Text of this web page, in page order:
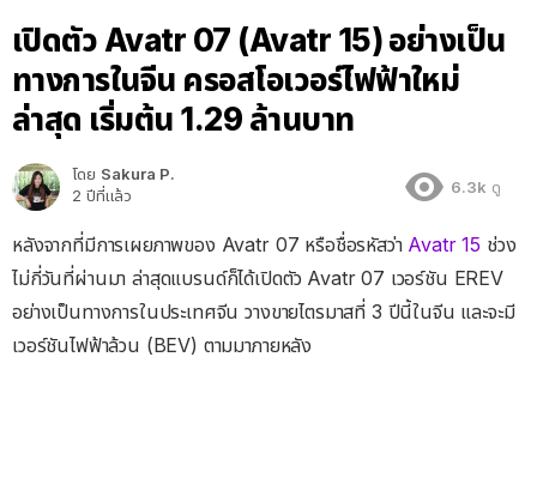
เปิดตัว Avatr 07 (Avatr 15) อย่างเป็น
ทางการในจีน ครอสโอเวอร์ไฟฟ้าใหม่
ล่าสุด เริ่มต้น 1.29 ล้านบาท
โดย Sakura P.
2 ปีที่แล้ว
6.3k ดู
หลังจากที่มีการเผยภาพของ Avatr 07 หรือชื่อรหัสว่า Avatr 15 ช่วง
ไม่กี่วันที่ผ่านมา ล่าสุดแบรนด์ก็ได้เปิดตัว Avatr 07 เวอร์ชัน EREV
อย่างเป็นทางการในประเทศจีน วางขายไตรมาสที่ 3 ปีนี้ในจีน และจะมี
เวอร์ชันไฟฟ้าล้วน (BEV) ตามมาภายหลัง